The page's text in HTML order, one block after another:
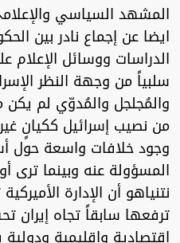
المشهد السياسي
ايضا عن إجماع نادر بين
الدراسات ووسائل الإعلام
سلبياً من وجهة النظر
والمُجلجل والمُدوّي لم
من نصيب إسرائيل ككيانٍ
وجود خلافات واسعة حول
المسؤولة عنه وبينما
نتنياهو أن الإدارة
ترفعها سابقاً تجاه إيران